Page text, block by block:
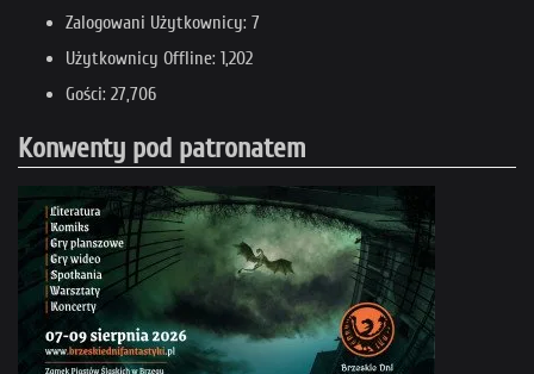
Zalogowani Użytkownicy: 7
Użytkownicy Offline: 1,202
Gości: 27,706
Konwenty pod patronatem